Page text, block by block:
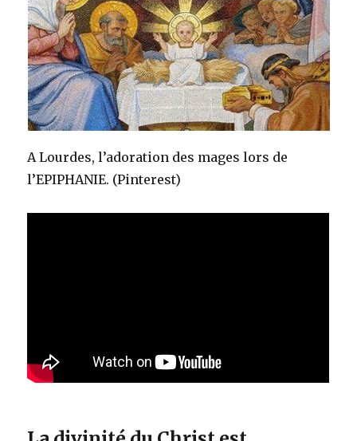
A Lourdes, l’adoration des mages lors de
l’EPIPHANIE. (Pinterest)